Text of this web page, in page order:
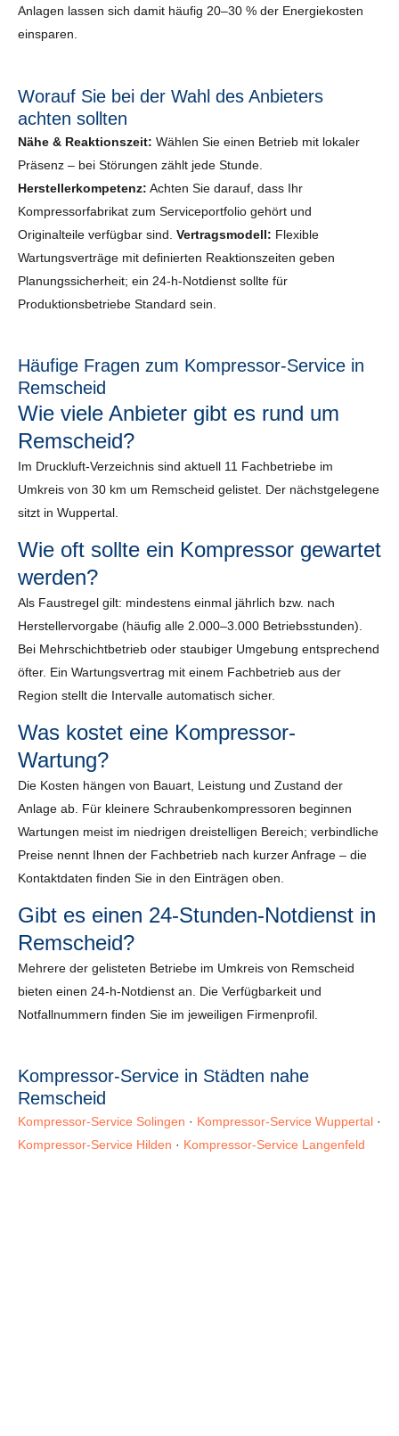
Anlagen lassen sich damit häufig 20–30 % der Energiekosten
einsparen.
Worauf Sie bei der Wahl des Anbieters
achten sollten
Nähe & Reaktionszeit: Wählen Sie einen Betrieb mit lokaler
Präsenz – bei Störungen zählt jede Stunde.
Herstellerkompetenz: Achten Sie darauf, dass Ihr
Kompressorfabrikat zum Serviceportfolio gehört und
Originalteile verfügbar sind. Vertragsmodell: Flexible
Wartungsverträge mit definierten Reaktionszeiten geben
Planungssicherheit; ein 24-h-Notdienst sollte für
Produktionsbetriebe Standard sein.
Häufige Fragen zum Kompressor-Service in
Remscheid
Wie viele Anbieter gibt es rund um
Remscheid?
Im Druckluft-Verzeichnis sind aktuell 11 Fachbetriebe im
Umkreis von 30 km um Remscheid gelistet. Der nächstgelegene
sitzt in Wuppertal.
Wie oft sollte ein Kompressor gewartet
werden?
Als Faustregel gilt: mindestens einmal jährlich bzw. nach
Herstellervorgabe (häufig alle 2.000–3.000 Betriebsstunden).
Bei Mehrschichtbetrieb oder staubiger Umgebung entsprechend
öfter. Ein Wartungsvertrag mit einem Fachbetrieb aus der
Region stellt die Intervalle automatisch sicher.
Was kostet eine Kompressor-
Wartung?
Die Kosten hängen von Bauart, Leistung und Zustand der
Anlage ab. Für kleinere Schraubenkompressoren beginnen
Wartungen meist im niedrigen dreistelligen Bereich; verbindliche
Preise nennt Ihnen der Fachbetrieb nach kurzer Anfrage – die
Kontaktdaten finden Sie in den Einträgen oben.
Gibt es einen 24-Stunden-Notdienst in
Remscheid?
Mehrere der gelisteten Betriebe im Umkreis von Remscheid
bieten einen 24-h-Notdienst an. Die Verfügbarkeit und
Notfallnummern finden Sie im jeweiligen Firmenprofil.
Kompressor-Service in Städten nahe
Remscheid
Kompressor-Service Solingen · Kompressor-Service Wuppertal ·
Kompressor-Service Hilden · Kompressor-Service Langenfeld